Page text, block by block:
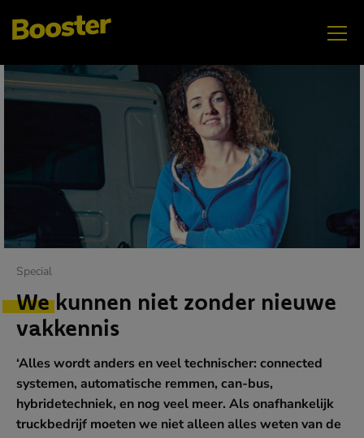
Elektrificatie
Special
We kunnen niet zonder nieuwe
vakkennis
‘Alles wordt anders en veel technischer: connected
systemen, automatische remmen, can-bus,
hybridetechniek, en nog veel meer. Als onafhankelijk
truckbedrijf moeten we niet alleen alles weten van de